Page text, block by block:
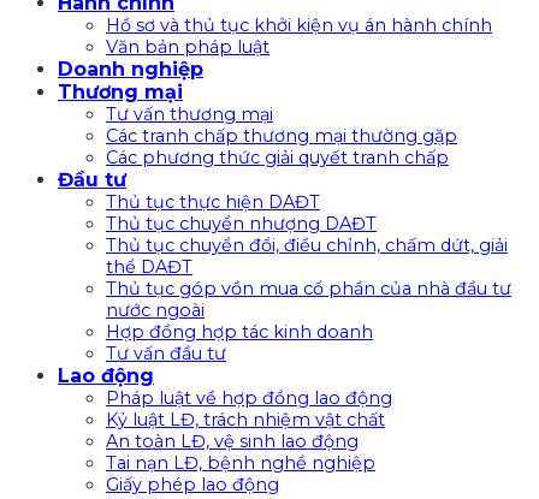
Hồ sơ và thủ tục khởi kiện vụ án hành chính
Văn bản pháp luật
Doanh nghiệp
Thương mại
Tư vấn thương mại
Các tranh chấp thương mại thường gặp
Các phương thức giải quyết tranh chấp
Đầu tư
Thủ tục thực hiện DAĐT
Thủ tục chuyển nhượng DAĐT
Thủ tục chuyển đổi, điều chỉnh, chấm dứt, giải
thể DAĐT
Thủ tục góp vồn mua cổ phần của nhà đầu tư
nước ngoài
Hợp đồng hợp tác kinh doanh
Tư vấn đầu tư
Lao động
Pháp luật về hợp đồng lao động
Kỷ luật LĐ, trách nhiệm vật chất
An toàn LĐ, vệ sinh lao động
Tai nạn LĐ, bệnh nghề nghiệp
Giấy phép lao động